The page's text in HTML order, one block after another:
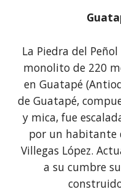
monolito de 220
en Guatapé
de Guatapé,
y mica, fue
por un habitante
Villegas López.
a su cumbre